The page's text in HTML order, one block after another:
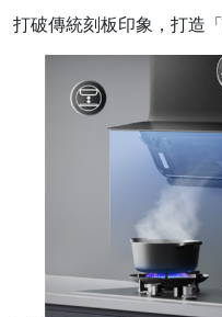
打破傳統刻板印象，打造